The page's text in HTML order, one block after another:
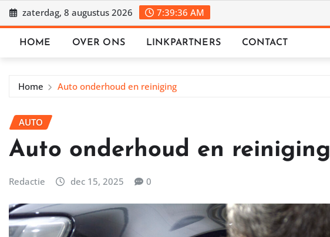
Ga
naar
zaterdag, 8 augustus 2026 7:39:37 AM
HOME OVER ONS LINKPARTNERS CONTACT
Home Auto onderhoud en reiniging
AUTO
Auto onderhoud en reiniging
Redactie dec 15, 2025 0